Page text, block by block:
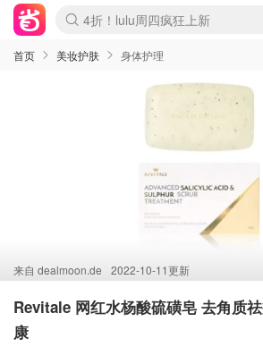
Boticinal 夏促开抢！
4折！lulu周四疯狂上新
还没结束！&OtherStories大促
Joybuy变相75折 随时失效
速领！Stanley独家85折
疑似霸哥！Camper额外叠85折
Zalando 奥莱闪促！每日更新
Moncler反季囤！5折起+叠9折
Coach Brooklyn仅€192
首页 美妆护肤 身体护理
来自 dealmoon.de 2022-10-11更新
Revitale 网红水杨酸硫磺皂 去角质
康